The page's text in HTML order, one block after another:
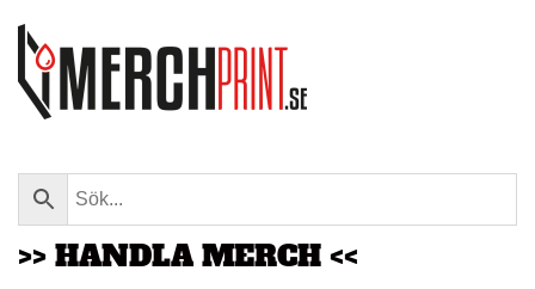
Skip to main content
>> HANDLA MERCH <<